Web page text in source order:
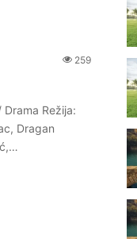
259
Režija:
Dragan